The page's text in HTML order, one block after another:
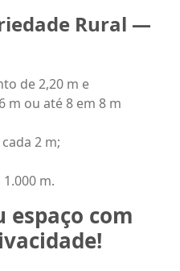
Rural —
de 2,20 m e
m ou até 8 em 8 m
2 m;
m.
espaço com